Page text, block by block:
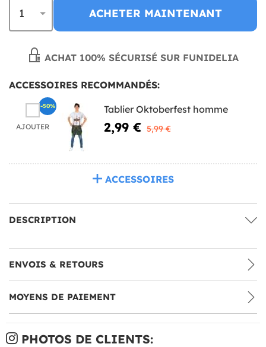
ACHETER MAINTENANT
ACHAT 100% SÉCURISÉ SUR FUNIDELIA
ACCESSOIRES RECOMMANDÉS:
AJOUTER
Tablier Oktoberfest homme
2,99 € 5,99 €
-50%
ACCESSOIRES
DESCRIPTION
ENVOIS & RETOURS
MOYENS DE PAIEMENT
PHOTOS DE CLIENTS: